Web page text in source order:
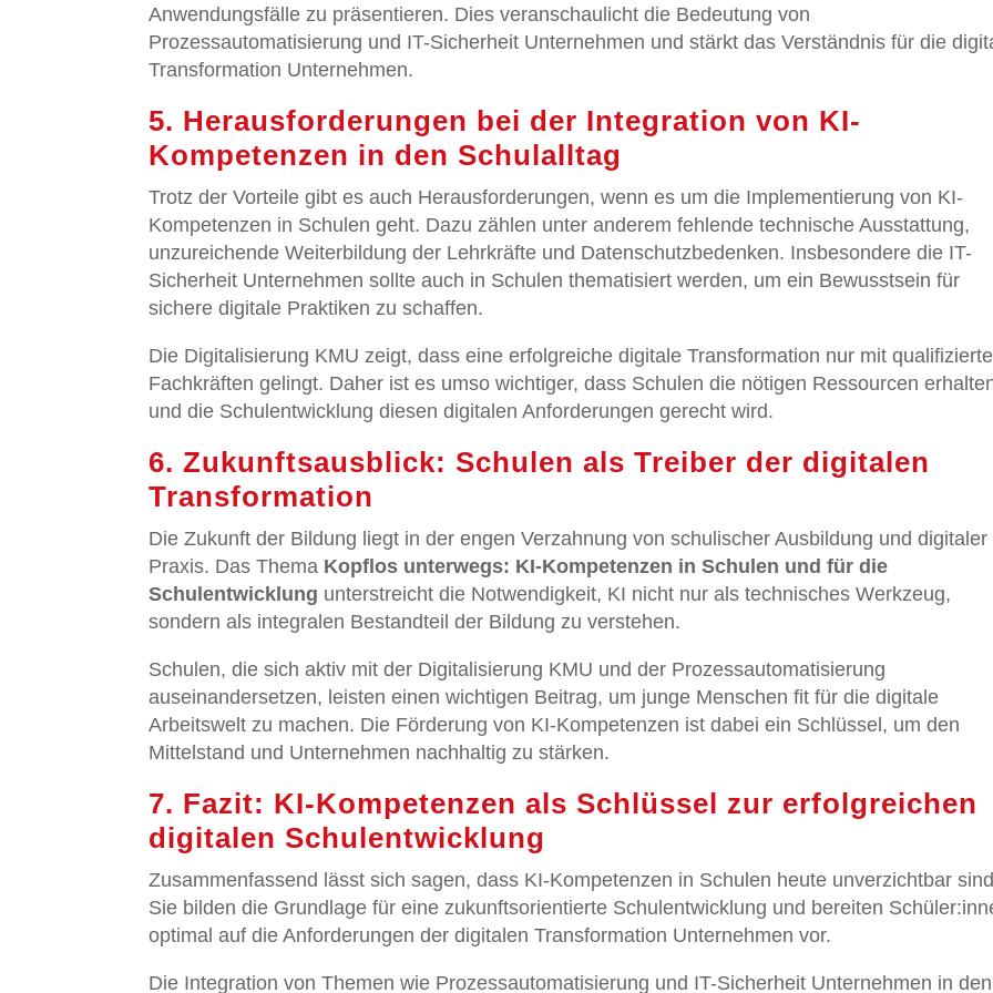
Anwendungsfälle zu präsentieren. Dies veranschaulicht die Bedeutung von
Prozessautomatisierung und IT-Sicherheit Unternehmen und stärkt das Verständnis für die
Transformation Unternehmen.
5. Herausforderungen bei der Integration von KI-
Kompetenzen in den Schulalltag
Trotz der Vorteile gibt es auch Herausforderungen, wenn es um die Implementierung von KI-
Kompetenzen in Schulen geht. Dazu zählen unter anderem fehlende technische Ausstattung,
unzureichende Weiterbildung der Lehrkräfte und Datenschutzbedenken. Insbesondere die IT-
Sicherheit Unternehmen sollte auch in Schulen thematisiert werden, um ein Bewusstsein für
sichere digitale Praktiken zu schaffen.
Die Digitalisierung KMU zeigt, dass eine erfolgreiche digitale Transformation nur mit
Fachkräften gelingt. Daher ist es umso wichtiger, dass Schulen die nötigen Ressourcen
und die Schulentwicklung diesen digitalen Anforderungen gerecht wird.
6. Zukunftsausblick: Schulen als Treiber der digitalen
Transformation
Die Zukunft der Bildung liegt in der engen Verzahnung von schulischer Ausbildung und digitaler
Praxis. Das Thema Kopflos unterwegs: KI-Kompetenzen in Schulen und für die
Schulentwicklung unterstreicht die Notwendigkeit, KI nicht nur als technisches Werkzeug,
sondern als integralen Bestandteil der Bildung zu verstehen.
Schulen, die sich aktiv mit der Digitalisierung KMU und der Prozessautomatisierung
auseinandersetzen, leisten einen wichtigen Beitrag, um junge Menschen fit für die digitale
Arbeitswelt zu machen. Die Förderung von KI-Kompetenzen ist dabei ein Schlüssel, um den
Mittelstand und Unternehmen nachhaltig zu stärken.
7. Fazit: KI-Kompetenzen als Schlüssel zur erfolgreichen
digitalen Schulentwicklung
Zusammenfassend lässt sich sagen, dass KI-Kompetenzen in Schulen heute unverzichtbar
Sie bilden die Grundlage für eine zukunftsorientierte Schulentwicklung und bereiten
optimal auf die Anforderungen der digitalen Transformation Unternehmen vor.
Die Integration von Themen wie Prozessautomatisierung und IT-Sicherheit Unternehmen in den